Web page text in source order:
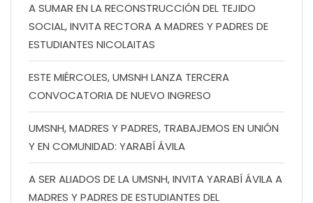
A SUMAR EN LA RECONSTRUCCIÓN DEL TEJIDO
SOCIAL, INVITA RECTORA A MADRES Y PADRES DE
ESTUDIANTES NICOLAITAS
ESTE MIÉRCOLES, UMSNH LANZA TERCERA
CONVOCATORIA DE NUEVO INGRESO
UMSNH, MADRES Y PADRES, TRABAJEMOS EN UNIÓN
Y EN COMUNIDAD: YARABÍ ÁVILA
A SER ALIADOS DE LA UMSNH, INVITA YARABÍ ÁVILA A
MADRES Y PADRES DE ESTUDIANTES DEL